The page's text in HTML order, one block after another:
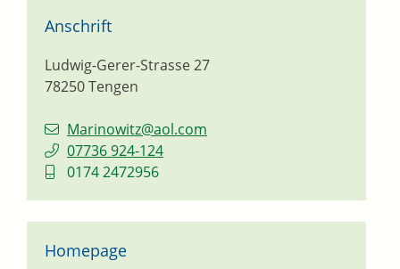
Anschrift
Ludwig-Gerer-Strasse 27
78250Tengen
Marinowitz@aol.com
07736 924-124
0174 2472956
Homepage